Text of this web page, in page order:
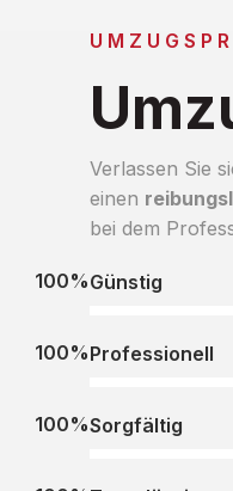
Verlassen Sie
einen
bei dem
Günstig
100%
Professionell
100%
Sorgfältig
100%